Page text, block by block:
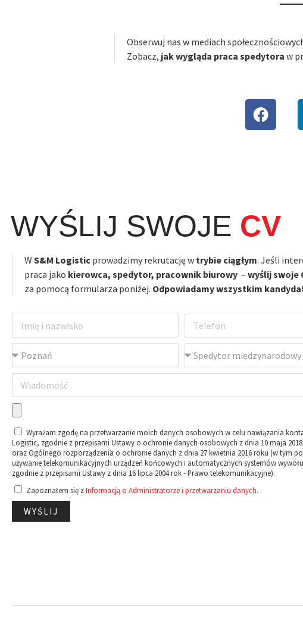
Obserwuj nas w mediach
Zobacz, jak wygląda praca spedytora w
WYŚLIJ SWOJE CV
W S&M Logistic prowadzimy rekrutację w trybie ciągłym. Jeśli
praca jako kierowca, spedytor, pracownik biurowy – wyślij swoje
za pomocą formularza poniżej. Odpowiadamy wszystkim
Wyrażam zgodę na przetwarzanie moich danych osobowych w celu nawiązania
Logistic, zgodnie z przepisami Ustawy o ochronie danych osobowych z dnia 10 maja
oraz Ogólnego rozporządzenia o ochronie danych z dnia 27 kwietnia 2016 roku (w tym
używanie telekomunikacyjnych urządzeń końcowych i automatycznych systemów
zgodnie z przepisami Ustawy z dnia 16 lipca 2004 rok - Prawo telekomunikacyjne).
Zapoznałem się zInformacją o Administratorze i przetwarzaniu danych.
WYŚLIJ